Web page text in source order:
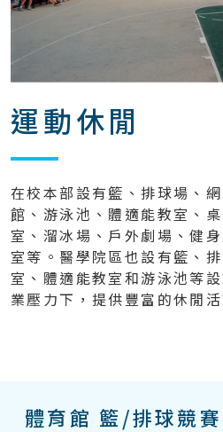
運動休閒
在校本部設有籃、排球場、
館、游泳池、體適能教室、
室、溜冰場、戶外劇場、健
室等。醫學院區也設有籃、
室、體適能教室和游泳池等
業壓力下，提供豐富的休閒活
體育館 籃/排球競賽